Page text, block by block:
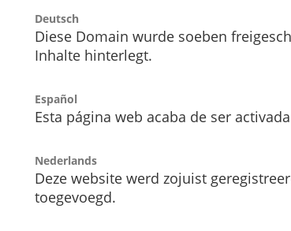
Deutsch
Diese Domain wurde soeben
Inhalte hinterlegt.
Español
Esta página web acaba de ser
Nederlands
Deze website werd zojuist
toegevoegd.